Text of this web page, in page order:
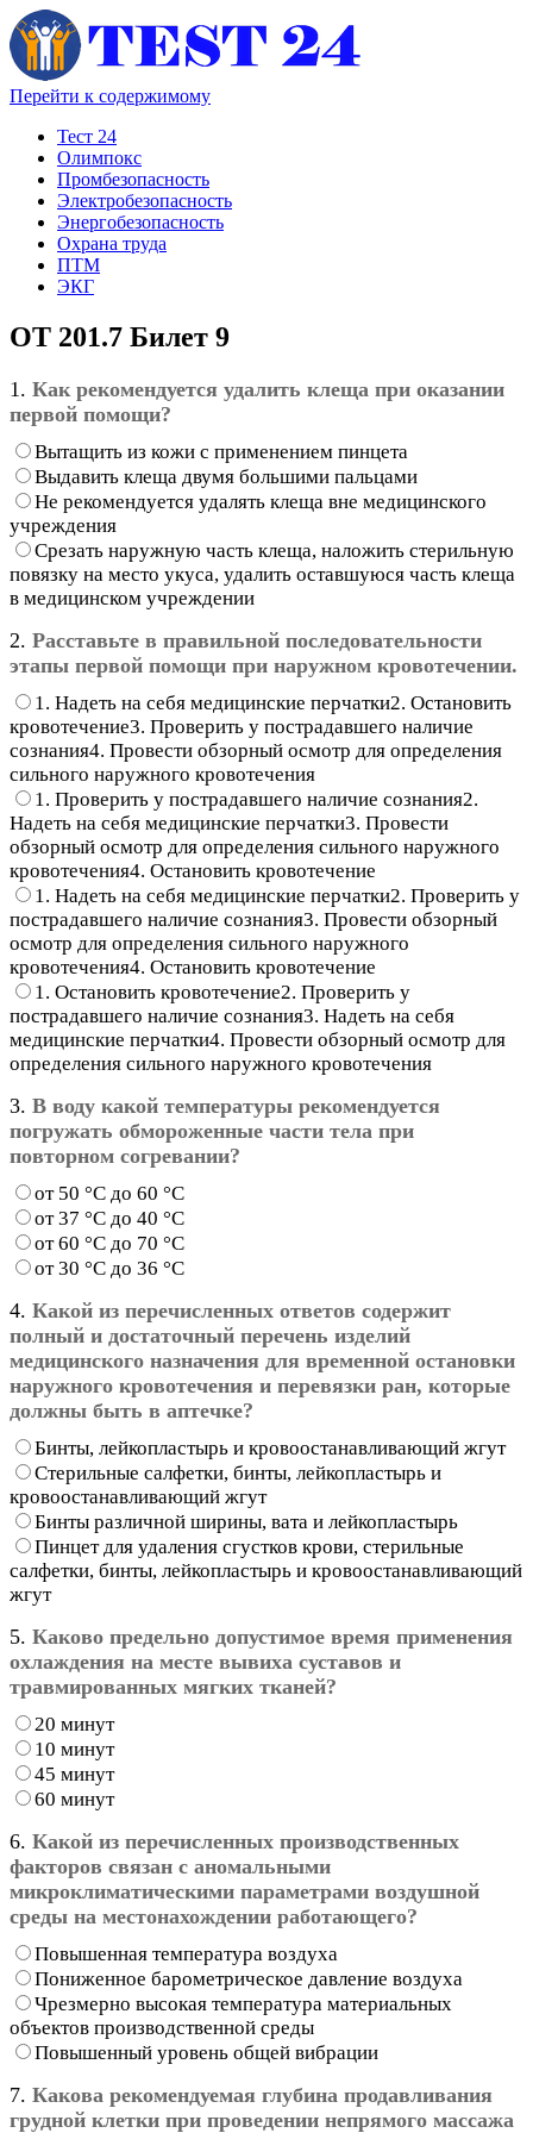
Перейти к содержимому
Тест 24
Олимпокс
Промбезопасность
Электробезопасность
Энергобезопасность
Охрана труда
ПТМ
ЭКГ
ОТ 201.7 Билет 9
1. Как рекомендуется удалить клеща при оказании
первой помощи?
Вытащить из кожи с применением пинцета
Выдавить клеща двумя большими пальцами
Не рекомендуется удалять клеща вне медицинского
учреждения
Срезать наружную часть клеща, наложить стерильную
повязку на место укуса, удалить оставшуюся часть клеща
в медицинском учреждении
2. Расставьте в правильной последовательности
этапы первой помощи при наружном кровотечении.
1. Надеть на себя медицинские перчатки2. Остановить
кровотечение3. Проверить у пострадавшего наличие
сознания4. Провести обзорный осмотр для определения
сильного наружного кровотечения
1. Проверить у пострадавшего наличие сознания2.
Надеть на себя медицинские перчатки3. Провести
обзорный осмотр для определения сильного наружного
кровотечения4. Остановить кровотечение
1. Надеть на себя медицинские перчатки2. Проверить у
пострадавшего наличие сознания3. Провести обзорный
осмотр для определения сильного наружного
кровотечения4. Остановить кровотечение
1. Остановить кровотечение2. Проверить у
пострадавшего наличие сознания3. Надеть на себя
медицинские перчатки4. Провести обзорный осмотр для
определения сильного наружного кровотечения
3. В воду какой температуры рекомендуется
погружать обмороженные части тела при
повторном согревании?
от 50 °С до 60 °С
от 37 °С до 40 °С
от 60 °С до 70 °С
от 30 °С до 36 °С
4. Какой из перечисленных ответов содержит
полный и достаточный перечень изделий
медицинского назначения для временной остановки
наружного кровотечения и перевязки ран, которые
должны быть в аптечке?
Бинты, лейкопластырь и кровоостанавливающий жгут
Стерильные салфетки, бинты, лейкопластырь и
кровоостанавливающий жгут
Бинты различной ширины, вата и лейкопластырь
Пинцет для удаления сгустков крови, стерильные
салфетки, бинты, лейкопластырь и кровоостанавливающий
жгут
5. Каково предельно допустимое время применения
охлаждения на месте вывиха суставов и
травмированных мягких тканей?
20 минут
10 минут
45 минут
60 минут
6. Какой из перечисленных производственных
факторов связан с аномальными
микроклиматическими параметрами воздушной
среды на местонахождении работающего?
Повышенная температура воздуха
Пониженное барометрическое давление воздуха
Чрезмерно высокая температура материальных
объектов производственной среды
Повышенный уровень общей вибрации
7. Какова рекомендуемая глубина продавливания
грудной клетки при проведении непрямого массажа